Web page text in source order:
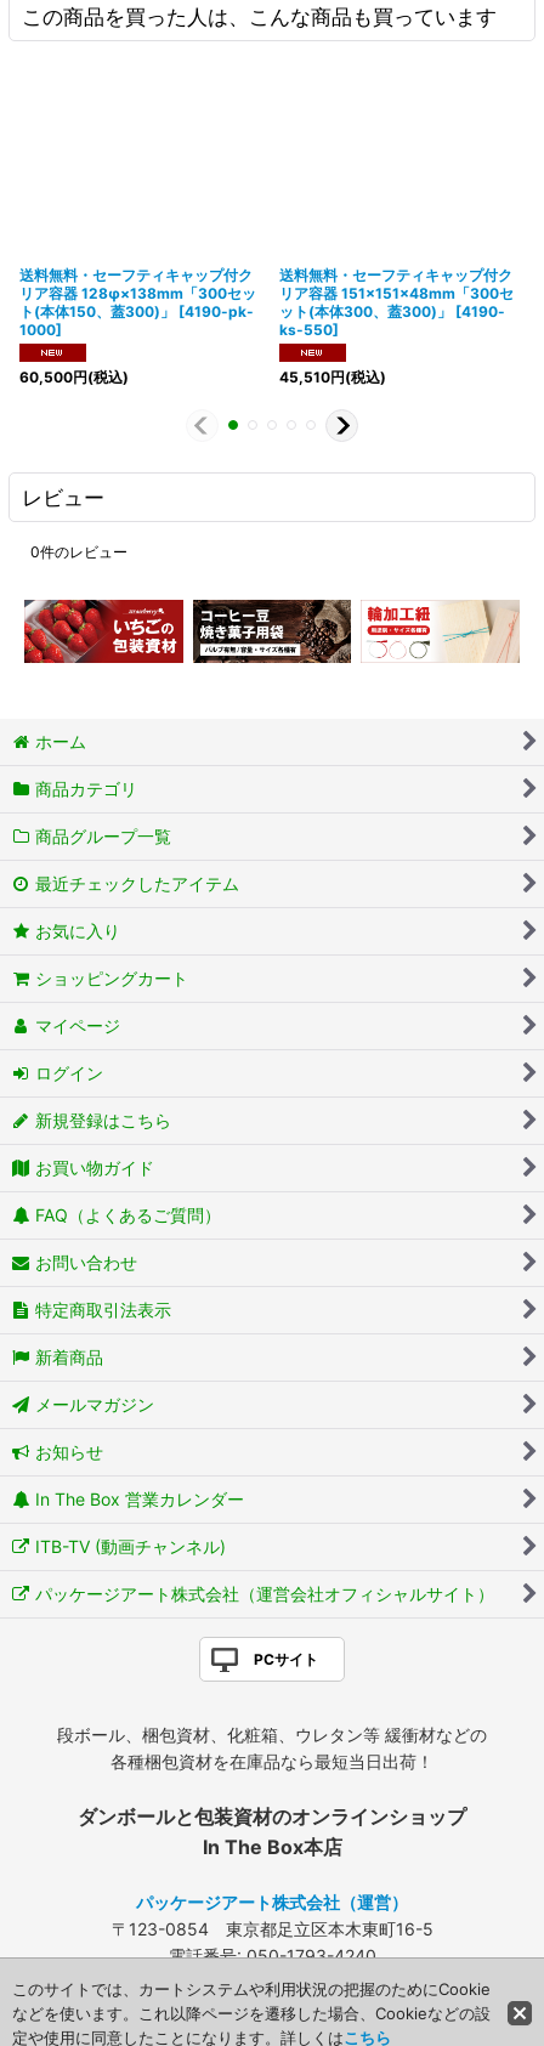
この商品を買った人は、こんな商品も買っています
送料無料・セーフティキャップ付ク
リア容器 128φ×138mm「300セッ
ト(本体150、蓋300)」
[4190-pk-
1000]
60,500円(税込)
送料無料・セーフティキャップ付ク
リア容器 151×151×48mm「300セ
ット(本体300、蓋300)」
[4190-
ks-550]
45,510円(税込)
レビュー
0件のレビュー
ホーム
商品カテゴリ
商品グループ一覧
最近チェックしたアイテム
お気に入り
ショッピングカート
マイページ
ログイン
新規登録はこちら
お買い物ガイド
FAQ（よくあるご質問）
お問い合わせ
特定商取引法表示
新着商品
メールマガジン
お知らせ
In The Box 営業カレンダー
ITB-TV (動画チャンネル)
パッケージアート株式会社（運営会社オフィシャルサイト）
PCサイト
段ボール、梱包資材、化粧箱、ウレタン等 緩衝材などの
各種梱包資材を在庫品なら最短当日出荷！
ダンボールと包装資材のオンラインショップ
In The Box本店
パッケージアート株式会社（運営）
〒123-0854 東京都足立区本木東町16-5
電話番号: 050-1793-4240
FAX: 03-3840-4424
メールアドレス:info@packageart.co.jp
Copyright (C) 2008 Packageart. All Rights Reserved.
このサイトでは、カートシステムや利用状況の把握のためにCookie
などを使います。これ以降ページを遷移した場合、Cookieなどの設
定や使用に同意したことになります。詳しくはこちら